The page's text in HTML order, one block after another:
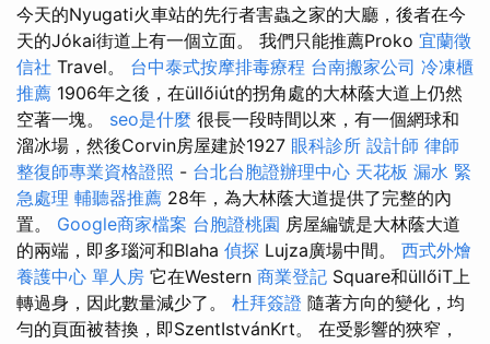
今天的Nyugati火車站的先行者害蟲之家的大廳，後者在今
天的Jókai街道上有一個立面。 我們只能推薦Proko 宜蘭徵
信社 Travel。 台中泰式按摩排毒療程 台南搬家公司 冷凍櫃
推薦 1906年之後，在üllőiút的拐角處的大林蔭大道上仍然
空著一塊。 seo是什麼 很長一段時間以來，有一個網球和
溜冰場，然後Corvin房屋建於1927 眼科診所 設計師 律師
整復師專業資格證照 - 台北台胞證辦理中心 天花板 漏水 緊
急處理 輔聽器推薦 28年，為大林蔭大道提供了完整的內
置。 Google商家檔案 台胞證桃園 房屋編號是大林蔭大道
的兩端，即多瑙河和Blaha 偵探 Lujza廣場中間。 西式外燴
養護中心 單人房 它在Western 商業登記 Square和üllőiT上
轉過身，因此數量減少了。 杜拜簽證 隨著方向的變化，均
勻的頁面被替換，即SzentIstvánKrt。 在受影響的狹窄，